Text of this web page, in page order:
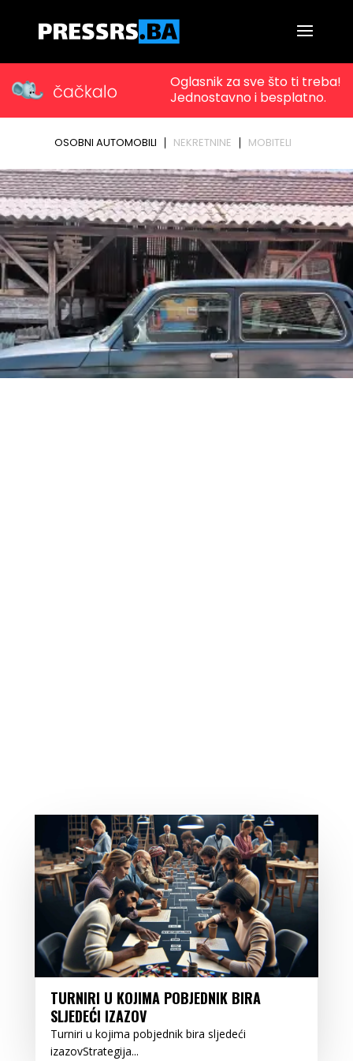
TURNIRI U KOJIMA POBJEDNIK BIRA
SLJEDEĆI IZAZOV
Turniri u kojima pobjednik bira sljedeći
izazovStrategija...